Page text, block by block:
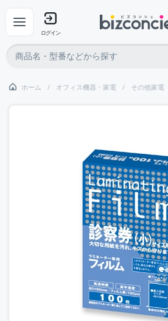
ログイン
ホーム オフィス機器・家電 その他家電